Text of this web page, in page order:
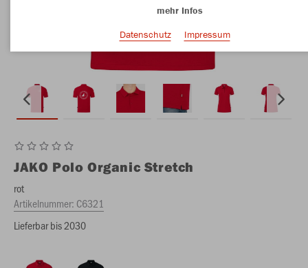
JAKO Polo Organic Stretch
rot
Artikelnummer: C6321
Lieferbar bis 2030
mehr Infos
Datenschutz
Impressum